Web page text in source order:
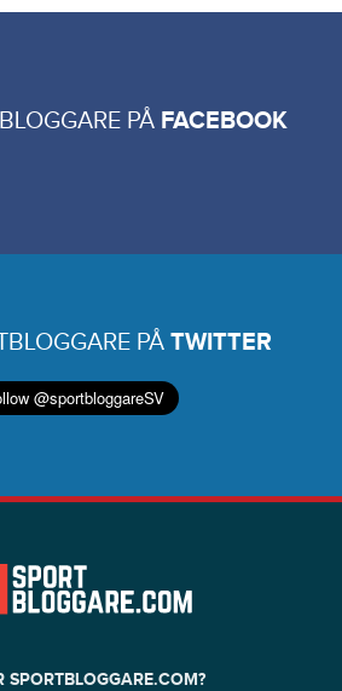
PÅ FACEBOOK
PÅ TWITTER
SPORTBLOGGARE.COM?